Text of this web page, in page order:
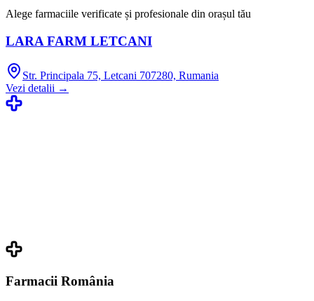
Alege farmaciile verificate și profesionale din orașul tău
LARA FARM LETCANI
Str. Principala 75, Letcani 707280, Rumania
Vezi detalii →
Farmacii România